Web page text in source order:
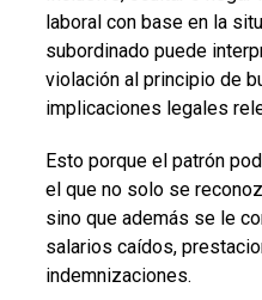
laboral con base en la
subordinado puede
violación al principio de
implicaciones legales
Esto porque el patrón
el que no solo se
sino que además se le
salarios caídos,
indemnizaciones.